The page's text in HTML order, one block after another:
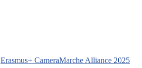
Erasmus+ CameraMarche Alliance 2025